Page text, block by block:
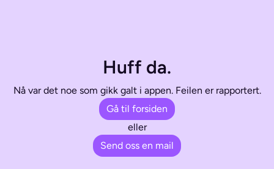
Huff da.
Nå var det noe som gikk galt i appen. Feilen er rapportert.
Gå til forsiden
eller
Send oss en mail